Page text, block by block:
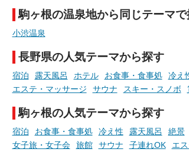
ね。
駒ヶ根の温泉地から同じテーマで
小渋温泉
長野県の人気テーマから探す
宿泊 露天風呂 ホテル お食事・食事処 冷え
エステ・マッサージ
サウナ スキー・スノボ
駒ヶ根の人気テーマから探す
宿泊 お食事・食事処 冷え性 露天風呂 絶景
女子旅・女子会
旅館 サウナ 子連れOK エ